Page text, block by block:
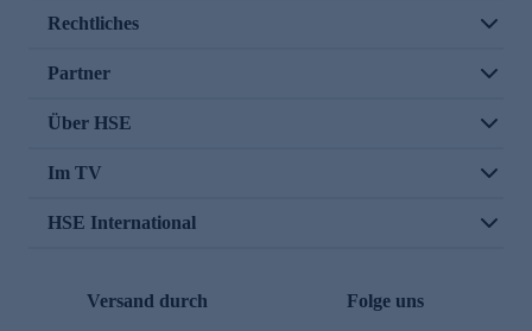
Rechtliches
Partner
Über HSE
Im TV
HSE International
Versand durch Folge uns